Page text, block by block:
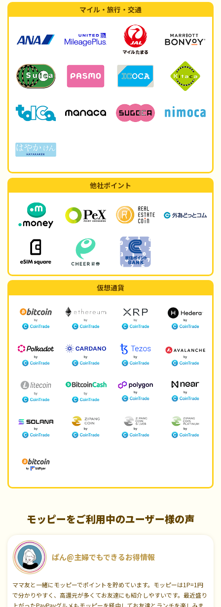
マイル・旅行・交通
他社ポイント
仮想通貨
モッピーをご利用中のユーザー様の声
ぱん@主婦でもできるお得情報
ママ友と一緒にモッピーでポイントを貯めています。モッピーは1P=1円
で分かりやすく、高還元が多くてお友達にも紹介しやすいです。最近盛り